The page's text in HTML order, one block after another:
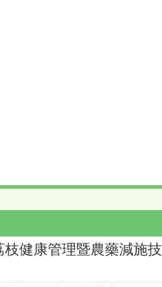
健康管理暨農藥減施技